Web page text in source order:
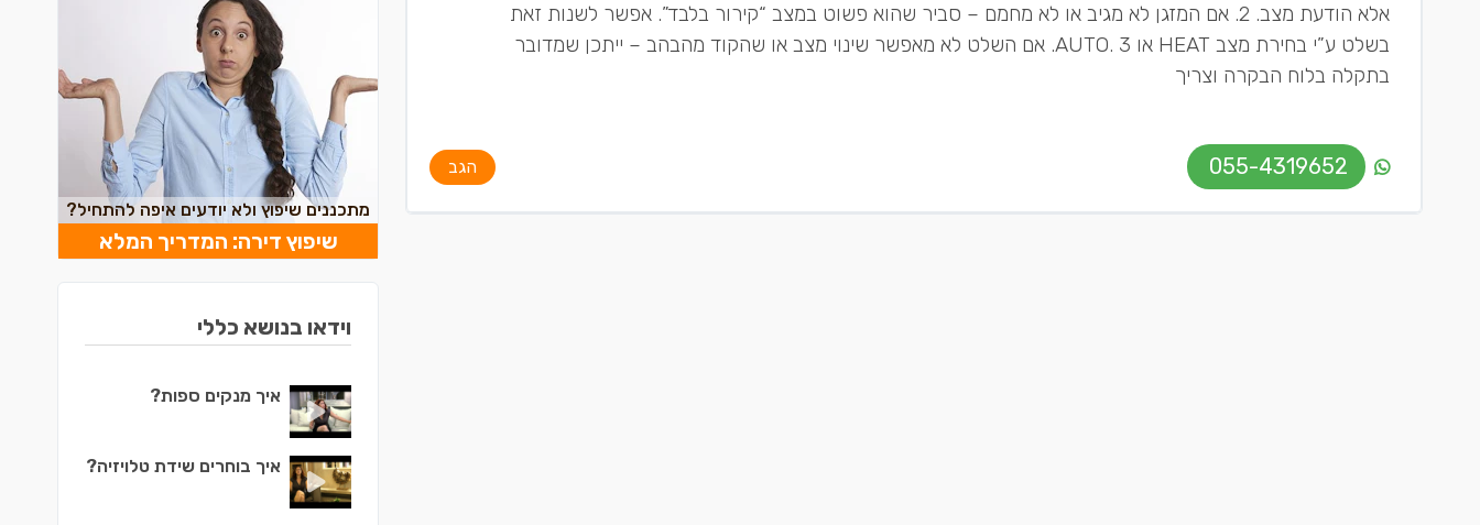
אלא הודעת מצב. 2. אם המזגן לא מגיב או לא מחמם – סביר שהוא פשוט במצב “קירור בלבד”. אפשר לשנות זאת
בשלט ע”י בחירת מצב HEAT או AUTO. 3. אם השלט לא מאפשר שינוי מצב או שהקוד מהבהב – ייתכן שמדובר
בתקלה בלוח הבקרה וצריך
055-4319652 הגב
מתכננים שיפוץ ולא יודעים איפה להתחיל?
שיפוץ דירה: המדריך המלא
וידאו בנושא כללי
איך מנקים ספות?
איך בוחרים שידת טלויזיה?